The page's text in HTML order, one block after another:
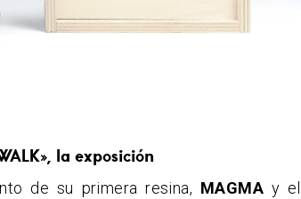
la exposición
de su primera resina, MAGMAy el